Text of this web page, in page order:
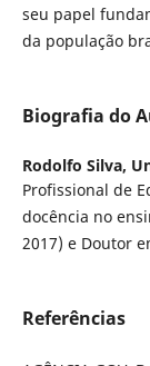
seu papel
da população
Biografia do
Rodolfo Silva,
Profissional de
docência no
2017) e Doutor
Referências